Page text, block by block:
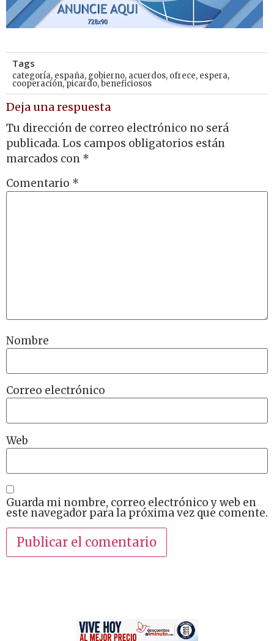
Tags
categoría, españa, gobierno, acuerdos, ofrece, espera,
cooperación,picardo,beneficiosos
Deja una respuesta
Tu dirección de correo electrónico no será
publicada. Los campos obligatorios están
marcados con *
Comentario *
Nombre
Correo electrónico
Web
Guarda mi nombre, correo electrónico y web en
este navegador para la próxima vez que comente.